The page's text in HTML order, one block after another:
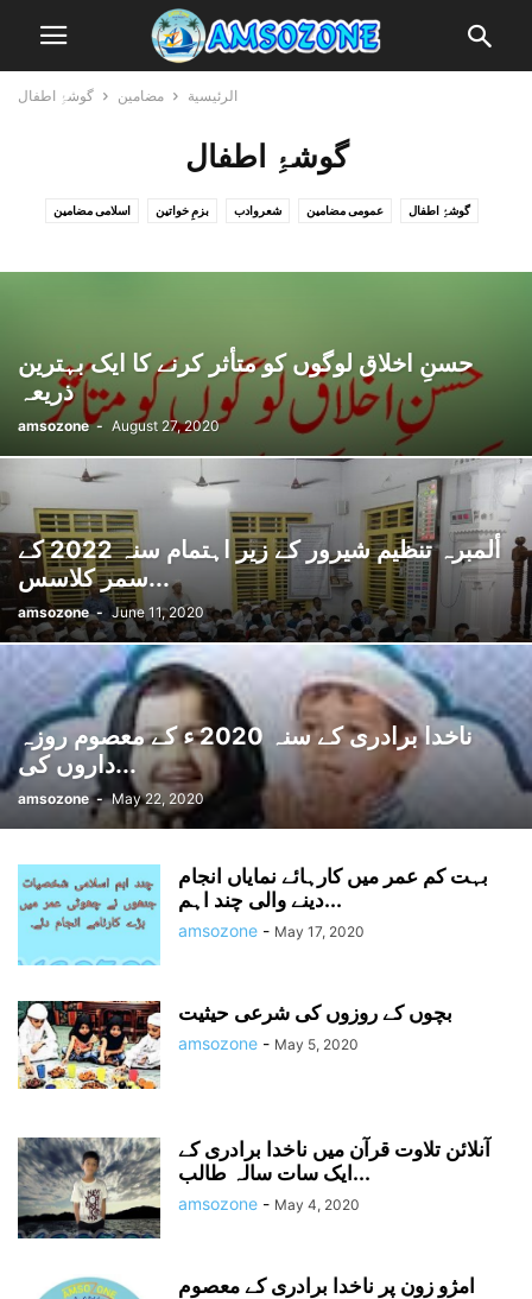
الرئيسية مضامین گوشۂِ اطفال
گوشۂِ اطفال
اسلامی مضامین بزمِ خواتین شعروادب عمومی مضامین گوشۂِ اطفال
حسنِ اخلاق لوگوں کو متأثر کرنے کا ایک بہترین
ذریعہ
amsozone - August 27, 2020
ألمبرہ تنظیم شیرور کے زیر اہتمام سنہ 2022 کے
سمر کلاسس...
amsozone - June 11, 2020
ناخدا برادری کے سنہ 2020 ء کے معصوم روزہ
داروں کی...
amsozone - May 22, 2020
بہت کم عمر میں کارہائے نمایاں انجام
دینے والی چند اہم...
amsozone - May 17, 2020
بچوں کے روزوں کی شرعی حیثیت
amsozone - May 5, 2020
آنلائن تلاوت قرآن میں ناخدا برادری کے
ایک سات سالہ طالب...
amsozone - May 4, 2020
امژو زون پر ناخدا برادری کے معصوم